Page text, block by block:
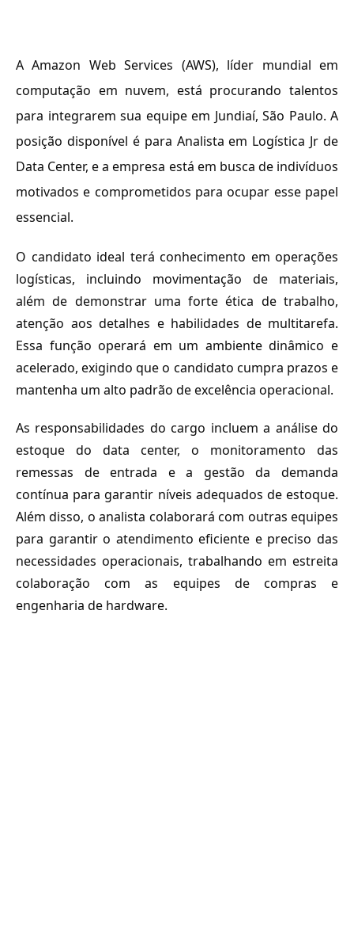
A Amazon Web Services (AWS), líder mundial em
computação em nuvem, está procurando talentos
para integrarem sua equipe em Jundiaí, São Paulo. A
posição disponível é para Analista em Logística Jr de
Data Center, e a empresa está em busca de indivíduos
motivados e comprometidos para ocupar esse papel
essencial.
O candidato ideal terá conhecimento em operações
logísticas, incluindo movimentação de materiais,
além de demonstrar uma forte ética de trabalho,
atenção aos detalhes e habilidades de multitarefa.
Essa função operará em um ambiente dinâmico e
acelerado, exigindo que o candidato cumpra prazos e
mantenha um alto padrão de excelência operacional.
As responsabilidades do cargo incluem a análise do
estoque do data center, o monitoramento das
remessas de entrada e a gestão da demanda
contínua para garantir níveis adequados de estoque.
Além disso, o analista colaborará com outras equipes
para garantir o atendimento eficiente e preciso das
necessidades operacionais, trabalhando em estreita
colaboração com as equipes de compras e
engenharia de hardware.